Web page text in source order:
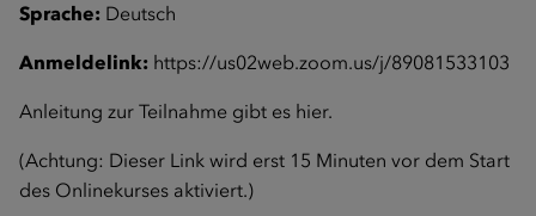
Sprache: Deutsch
Anmeldelink: https://us02web.zoom.us/j/89081533103
Anleitung zur Teilnahme gibt es hier.
(Achtung: Dieser Link wird erst 15 Minuten vor dem Start
des Onlinekurses aktiviert.)